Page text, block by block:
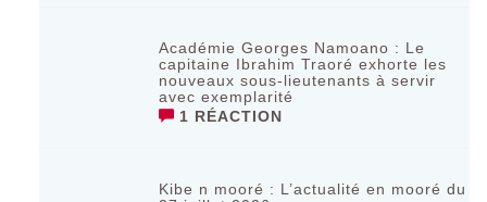
Académie Georges Namoano : Le
capitaine Ibrahim Traoré exhorte les
nouveaux sous-lieutenants à servir
avec exemplarité
1 RÉACTION
Kibe n mooré : L’actualité en mooré du